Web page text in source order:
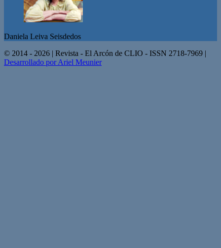
Daniela Leiva Seisdedos
© 2014 - 2026 | Revista - El Arcón de CLIO - ISSN 2718-7969 |
Desarrollado por Ariel Meunier